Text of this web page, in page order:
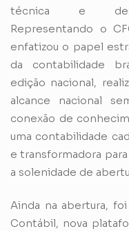
técnica e
Representando o
enfatizou o papel
da contabilidade
edição nacional,
alcance nacional
conexão de
uma contabilidade
e transformadora
a solenidade de
Ainda na abertura,
Contábil, nova